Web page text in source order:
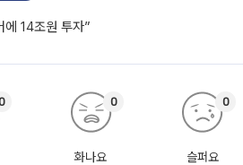
에 14조원 투자”
화나요
0
슬퍼요
0